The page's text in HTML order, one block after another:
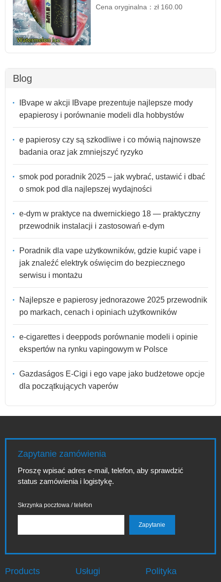
Cena oryginalna：zł 160.00
Blog
IBvape w akcji IBvape prezentuje najlepsze mody
epapierosy i porównanie modeli dla hobbystów
e papierosy czy są szkodliwe i co mówią najnowsze
badania oraz jak zmniejszyć ryzyko
smok pod poradnik 2025 – jak wybrać, ustawić i dbać
o smok pod dla najlepszej wydajności
e-dym w praktyce na dwernickiego 18 — praktyczny
przewodnik instalacji i zastosowań e-dym
Poradnik dla vape użytkowników, gdzie kupić vape i
jak znaleźć elektryk oświęcim do bezpiecznego
serwisu i montażu
Najlepsze e papierosy jednorazowe 2025 przewodnik
po markach, cenach i opiniach użytkowników
e-cigarettes i deeppods porównanie modeli i opinie
ekspertów na rynku vapingowym w Polsce
Gazdaságos E-Cigi i ego vape jako budżetowe opcje
dla początkujących vaperów
Zapytanie zamówienia
Proszę wpisać adres e-mail, telefon, aby sprawdzić
status zamówienia i logistykę.
Skrzynka pocztowa / telefon
Products Usługi Polityka